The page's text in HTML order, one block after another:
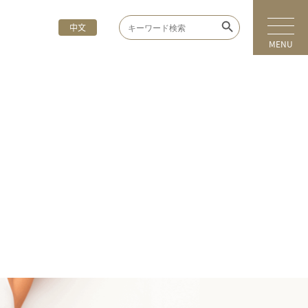
中文 Search
for:
Search Button
MENU